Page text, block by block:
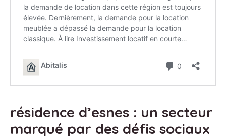
résidence d’esnes : un secteur
marqué par des défis sociaux